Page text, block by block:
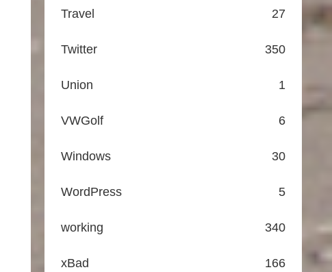
Travel 27
Twitter 350
Union 1
VWGolf 6
Windows 30
WordPress 5
working 340
xBad 166